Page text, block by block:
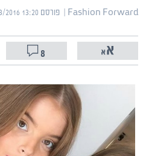
Fashion Forward | ‏ פורסם ‎16/03/2016 13:20
8